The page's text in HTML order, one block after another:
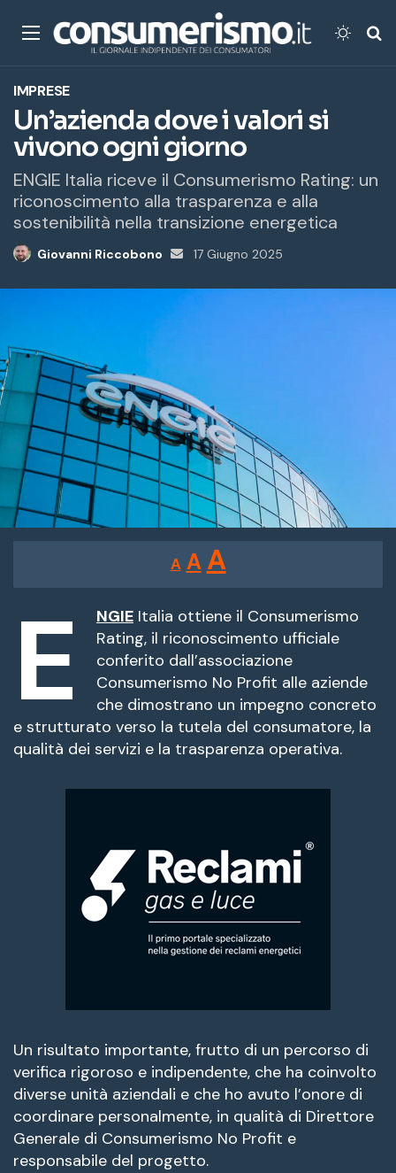
Menu
IMPRESE
Un’azienda dove i valori si
vivono ogni giorno
ENGIE Italia riceve il Consumerismo Rating: un
riconoscimento alla trasparenza e alla
sostenibilità nella transizione energetica
Giovanni Riccobono
Invia
17 Giugno 2025
A
Reducir
tamaño
de
fuente.
A Restablecer
tamaño
de
fuente
AAumentar
tamaño
de
fuente.
E NGIE Italia ottiene il Consumerismo
Rating, il riconoscimento ufficiale
conferito dall’associazione
Consumerismo No Profit alle aziende
che dimostrano un impegno concreto
e strutturato verso la tutela del consumatore, la
qualità dei servizi e la trasparenza operativa.
Un risultato importante, frutto di un percorso di
verifica rigoroso e indipendente, che ha coinvolto
diverse unità aziendali e che ho avuto l’onore di
coordinare personalmente, in qualità di Direttore
Generale di Consumerismo No Profit e
responsabile del progetto.